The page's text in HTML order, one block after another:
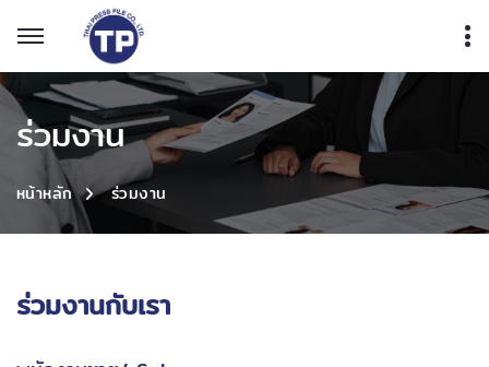
ร่วมงาน
หน้าหลัก ร่วมงาน
ร่วมงานกับเรา